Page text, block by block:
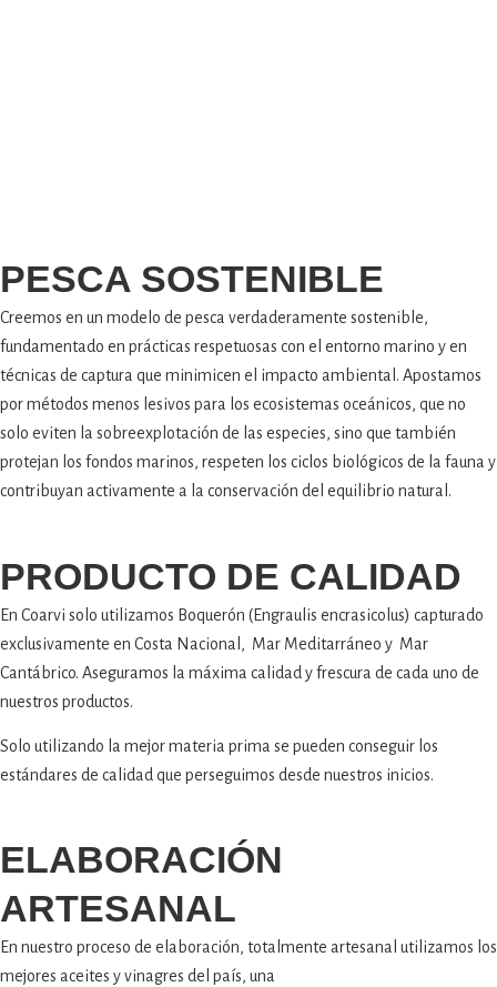
PESCA SOSTENIBLE
Creemos en un modelo de pesca verdaderamente sostenible,
fundamentado en prácticas respetuosas con el entorno marino y en
técnicas de captura que minimicen el impacto ambiental. Apostamos
por métodos menos lesivos para los ecosistemas oceánicos, que no
solo eviten la sobreexplotación de las especies, sino que también
protejan los fondos marinos, respeten los ciclos biológicos de la fauna y
contribuyan activamente a la conservación del equilibrio natural.
PRODUCTO DE CALIDAD
En Coarvi solo utilizamos Boquerón (Engraulis encrasicolus) capturado
exclusivamente en Costa Nacional, Mar Meditarráneo y Mar
Cantábrico. Aseguramos la máxima calidad y frescura de cada uno de
nuestros productos.
Solo utilizando la mejor materia prima se pueden conseguir los
estándares de calidad que perseguimos desde nuestros inicios.
ELABORACIÓN
ARTESANAL
En nuestro proceso de elaboración, totalmente artesanal utilizamos los
mejores aceites y vinagres del país, una